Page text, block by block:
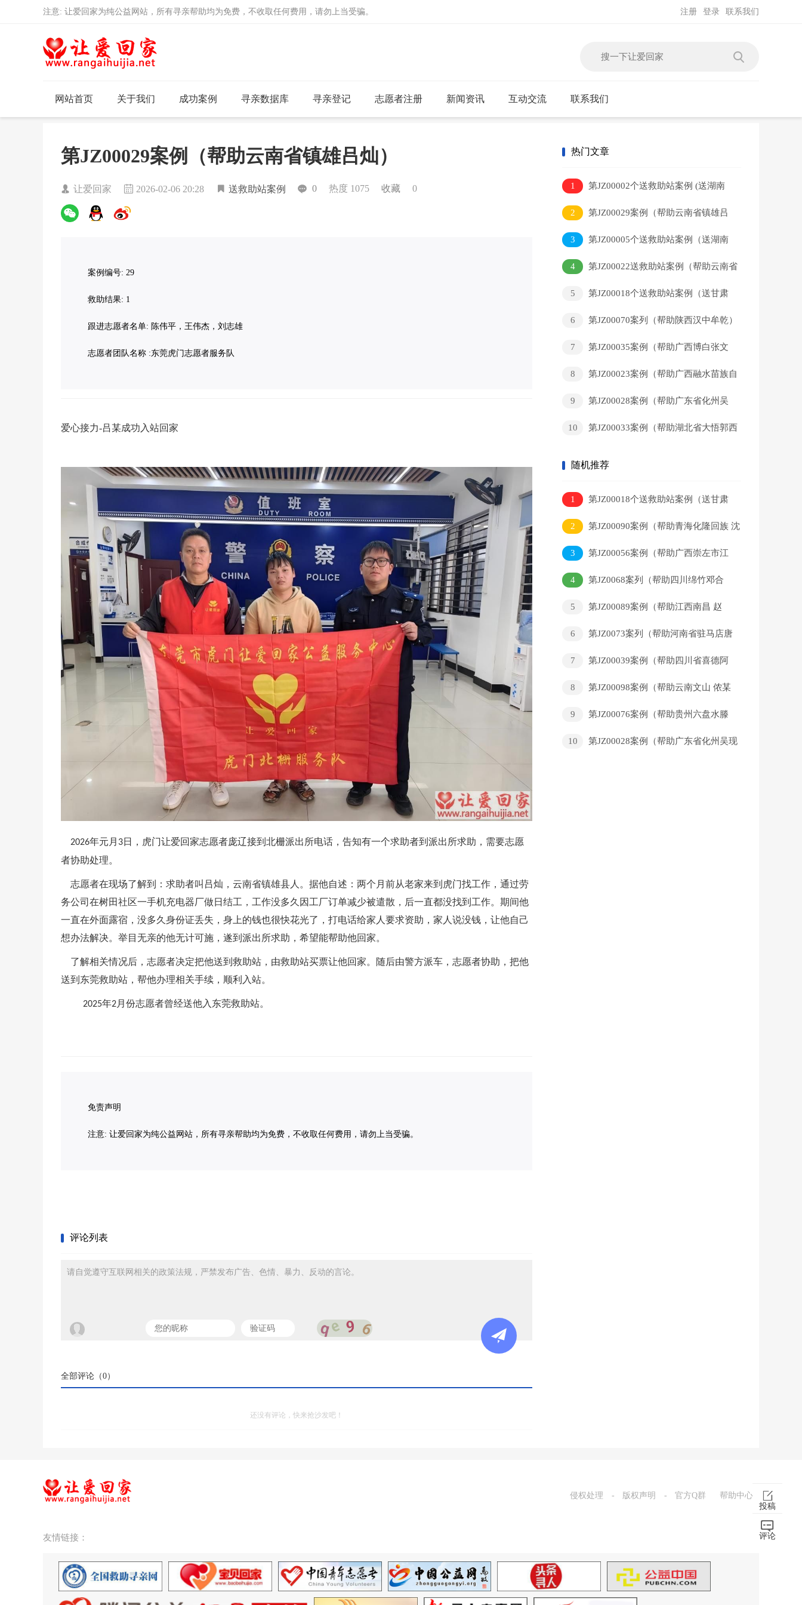
投稿
评论
注意: 让爱回家为纯公益网站，所有寻亲帮助均为免费，不收取任何费用，请勿上当受骗。 联系我们
登录
注册
网站首页 关于我们 成功案例 寻亲数据库 寻亲登记 志愿者注册 新闻资讯 互动交流 联系我们
第JZ00029案例（帮助云南省镇雄吕灿）
让爱回家 2026-02-06 20:28 送救助站案例 0 热度 1075 收藏 0
案例编号: 29
救助结果: 1
跟进志愿者名单: 陈伟平，王伟杰，刘志雄
志愿者团队名称 :东莞虎门志愿者服务队
爱心接力-吕某成功入站回家
2026年元月 3日，虎门让爱回家志愿者庞辽接到北栅派出所电话，告知有一个求助者到派出所求助，需要志愿
者协助处理。
志愿者在现场了解到：求助者叫吕灿，云南省镇雄县人。据他自述：两个月前从老家来到虎门找工作，通过劳
务公司在树田社区一手机充电器厂做日结工，工作没多久因工厂订单减少被遣散，后一直都没找到工作。期间他
一直在外面露宿，没多久身份证丢失，身上的钱也很快花光了，打电话给家人要求资助，家人说没钱，让他自己
想办法解决。举目无亲的他无计可施，遂到派出所求助，希望能帮助他回家。
了解相关情况后，志愿者决定把他送到救助站，由救助站买票让他回家。随后由警方派车，志愿者协助，把他
送到东莞救助站，帮他办理相关手续，顺利入站。
2025年2月份志愿者曾经送他入东莞救助站。
免责声明
注意: 让爱回家为纯公益网站，所有寻亲帮助均为免费，不收取任何费用，请勿上当受骗。
评论列表
请自觉遵守互联网相关的政策法规，严禁发布广告、色情、暴力、反动的言论。
全部评论（0）
还没有评论，快来抢沙发吧！
热门文章
1
第JZ00002个送救助站案例 (送湖南
省新田县陆某平到救助站)
2
第JZ00029案例（帮助云南省镇雄吕
灿）
3
第JZ00005个送救助站案例（送湖南
省武冈市毛某元到救助站）
4
第JZ00022送救助站案例（帮助云南省
5
第JZ00018个送救助站案例（送甘肃
6
第JZ00070案列（帮助陕西汉中牟乾）
7
第JZ00035案例（帮助广西博白张文
8
第JZ00023案例（帮助广西融水苗族自
9
第JZ00028案例（帮助广东省化州吴
10
第JZ00033案例（帮助湖北省大悟郭西
随机推荐
1
第JZ00018个送救助站案例（送甘肃
省秦安县刘某到救助站）
2
第JZ00090案例（帮助青海化隆回族 沈
某龙）
3
第JZ00056案例（帮助广西崇左市江
州区黄某辉）
4
第JZ0068案列（帮助四川绵竹邓合
5
第JZ00089案例（帮助江西南昌 赵
6
第JZ0073案列（帮助河南省驻马店唐
7
第JZ00039案例（帮助四川省喜德阿
8
第JZ00098案例（帮助云南文山 侬某
9
第JZ00076案例（帮助贵州六盘水滕
10
第JZ00028案例（帮助广东省化州吴现
侵权处理 - 版权声明 - 官方Q群 帮助中心
友情链接：